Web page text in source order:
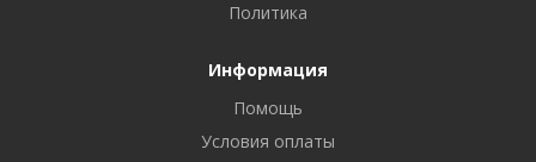
Политика
Информация
Помощь
Условия оплаты